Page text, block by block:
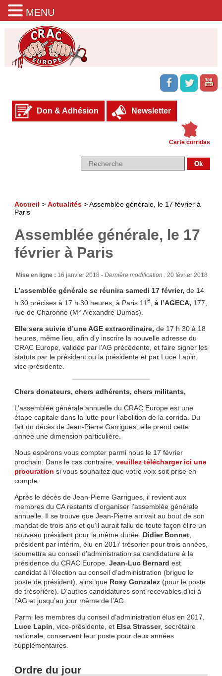
Don & Adhésion Newsletter
Carte corridas
Accueil > Actualités>Assemblée générale, le 17 février à
Paris
Assemblée générale, le 17
février à Paris
Mise en ligne : 16 janvier 2018 -Dernière modification :20 février 2018
L’assemblée générale se réunira samedi 17 février, de 14
h 30 précises à 17 h 30 heures, à Paris 11 e à l’AGECA, 177,
rue de Charonne (M° Alexandre Dumas).
Elle sera suivie d’une AGE extraordinaire, de 17 h 30 à 18
heures, même lieu, afin d’y inscrire la nouvelle adresse du
CRAC Europe, validée par l’AG précédente, et faire signer les
statuts par le président ou la présidente et par Luce Lapin,
vice-présidente.
Chers donateurs, chers adhérents, chers militants,
L’assemblée générale annuelle du CRAC Europe est une
étape capitale dans la lutte pour l’abolition de la corrida. Du
fait du décès de Jean-Pierre Garrigues, elle prend cette
année une dimension particulière.
Nous espérons vous compter parmi nous le 17 février
prochain. Dans le cas contraire, veuillez télécharger ici une
procuration si vous souhaitez que votre voix soit prise en
compte.
Après le décès de Jean-Pierre Garrigues, il revient aux
membres du CA restants d’organiser l’assemblée générale
annuelle. Il se trouve que Jean-Pierre arrivait au bout de son
mandat de trois ans et qu’il aurait fallu de toute façon élire un
nouveau président pour la même durée. Didier Bonnet,
président par intérim, élu en 2017 trésorier pour trois années,
soumettra au conseil d’administration sa candidature à la
présidence du CRAC Europe. Jean-Luc Bernard est
candidat à l’élection au conseil d’administration (brigue le
poste de président), ainsi que Rosy Gonzalez(pour le poste
de trésorière). D’autres candidatures sont recevables d’ici à
l’AG et jusqu’au jour même de l’AG.
Parmi les membres du conseil d’administration élus en 2017,
Luce Lapin , vice-présidente, et Elsa Strasser, secrétaire
nationale, conservent leur poste pour deux années
supplémentaires.
Ordre du jour
MENU